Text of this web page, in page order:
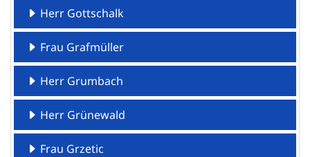
Herr Gottschalk
Frau Grafmüller
Herr Grumbach
Herr Grünewald
Frau Grzetic